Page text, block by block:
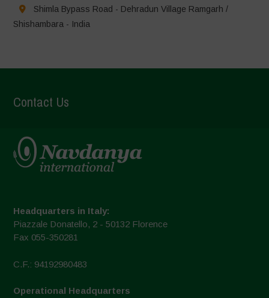
Shimla Bypass Road - Dehradun Village Ramgarh /
Shishambara - India
Contact Us
Headquarters in Italy:
Piazzale Donatello, 2 - 50132 Florence
Fax 055-350281
C.F.: 94192980483
Operational Headquarters